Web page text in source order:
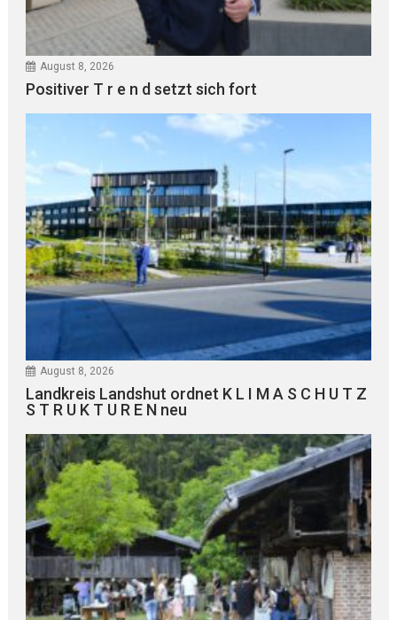
August 8, 2026
Positiver T r e n d setzt sich fort
August 8, 2026
Landkreis Landshut ordnet K L I M A S C H U T Z
S T R U K T U R E N neu